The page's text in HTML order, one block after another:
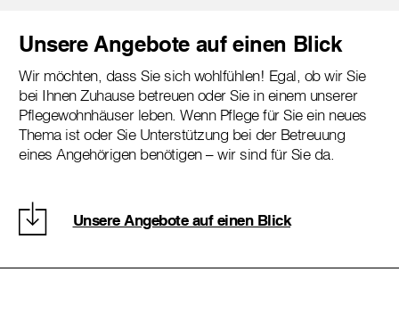
Unsere Angebote auf einen Blick
Wir möchten, dass Sie sich wohlfühlen! Egal, ob wir Sie
bei Ihnen Zuhause betreuen oder Sie in einem unserer
Pflegewohnhäuser leben. Wenn Pflege für Sie ein neues
Thema ist oder Sie Unterstützung bei der Betreuung
eines Angehörigen benötigen – wir sind für Sie da.
Unsere Angebote auf einen Blick